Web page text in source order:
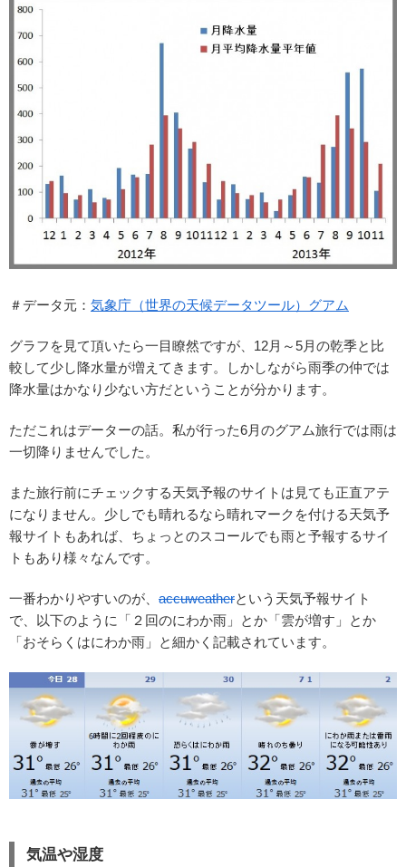
＃データ元： 気象庁（世界の天候データツール）グアム
グラフを見て頂いたら一目瞭然ですが、12月～5月の乾季と比
較して少し降水量が増えてきます。しかしながら雨季の仲では
降水量はかなり少ない方だということが分かります。
ただこれはデーターの話。私が行った6月のグアム旅行では雨は
一切降りませんでした。
また旅行前にチェックする天気予報のサイトは見ても正直アテ
になりません。少しでも晴れるなら晴れマークを付ける天気予
報サイトもあれば、ちょっとのスコールでも雨と予報するサイ
トもあり様々なんです。
一番わかりやすいのが、 accuweatherという天気予報サイト
で、以下のように「２回のにわか雨」とか「雲が増す」とか
「おそらくはにわか雨」と細かく記載されています。
気温や湿度